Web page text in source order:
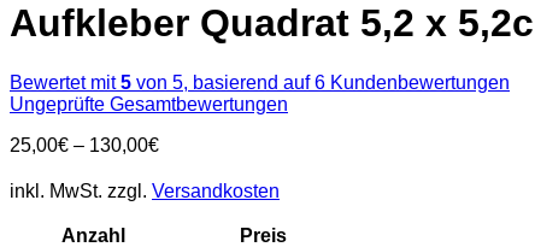
Aufkleber Quadrat 5,2 x
Bewertet mit5 von 5, basierend auf6 Kundenbewertungen
Ungeprüfte Gesamtbewertungen
25,00€ – 130,00€
inkl. MwSt. zzgl. Versandkosten
Anzahl
Preis